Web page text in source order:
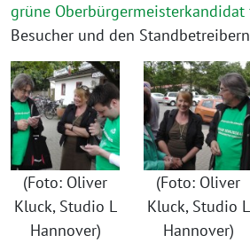
grüne
Besucher und den
(Foto: Oliver
Kluck, Studio L
Hannover)
(Foto: Oliver
Kluck, Studio L
Hannover)